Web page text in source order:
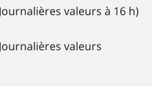
valeurs à 16 h)
valeurs